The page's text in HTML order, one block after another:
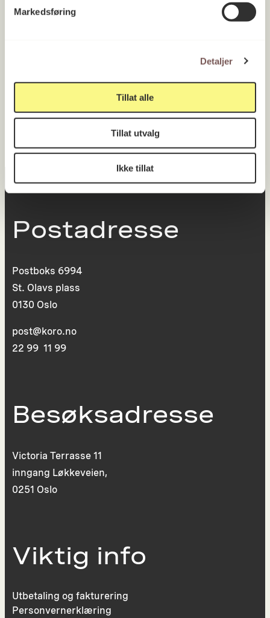
Markedsføring
Detaljer
Tillat alle
Tillat utvalg
Ikke tillat
Postadresse
Postboks 6994
St. Olavs plass
0130 Oslo
post@koro.no
22 99 11 99
Besøksadresse
Victoria Terrasse 11
inngang Løkkeveien,
0251 Oslo
Viktig info
Utbetaling og fakturering
Personvernerklæring